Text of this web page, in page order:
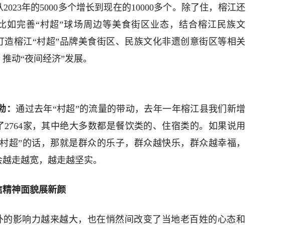
年的5000多个增长到现在的10000多个。除了住，榕江还
如完善“村超”球场周边等美食街区业态，结合榕江民族文
造榕江“村超”品牌美食街区、民族文化非遗创意街区等相关
动“夜间经济”发展。
：通过去年“村超”的流量的带动，去年一年榕江县我们新增
2764家，其中绝大多数都是餐饮类的、住宿类的。如果说用
超”的话，那就是群众的乐子，群众越快乐，群众越幸福，
走越宽，越走越坚实。
神面貌展新颜
的影响力越来越大，也在悄然间改变了当地老百姓的心态和